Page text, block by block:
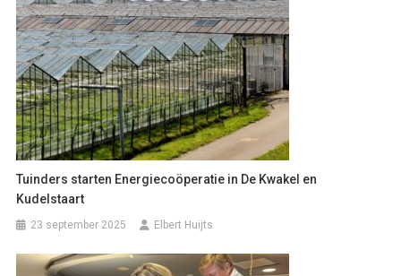
Tuinders starten Energiecoöperatie in De Kwakel en
Kudelstaart
23 september 2025 Elbert Huijts